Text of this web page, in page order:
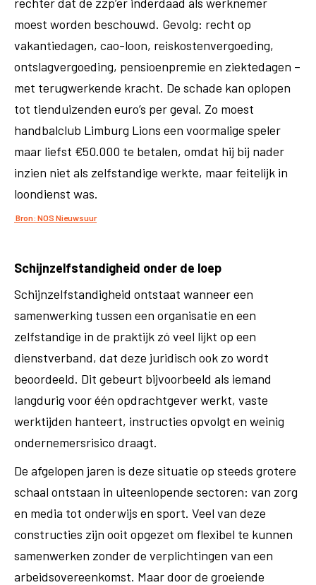
moest worden beschouwd. Gevolg: recht op
vakantiedagen, cao-loon, reiskostenvergoeding,
ontslagvergoeding, pensioenpremie en ziektedagen –
met terugwerkende kracht. De schade kan oplopen
tot tienduizenden euro’s per geval. Zo moest
handbalclub Limburg Lions een voormalige speler
maar liefst €50.000 te betalen, omdat hij bij nader
inzien niet als zelfstandige werkte, maar feitelijk in
loondienst was.
Bron: NOS Nieuwsuur
Schijnzelfstandigheid onder de loep
Schijnzelfstandigheid ontstaat wanneer een
samenwerking tussen een organisatie en een
zelfstandige in de praktijk zó veel lijkt op een
dienstverband, dat deze juridisch ook zo wordt
beoordeeld. Dit gebeurt bijvoorbeeld als iemand
langdurig voor één opdrachtgever werkt, vaste
werktijden hanteert, instructies opvolgt en weinig
ondernemersrisico draagt.
De afgelopen jaren is deze situatie op steeds grotere
schaal ontstaan in uiteenlopende sectoren: van zorg
en media tot onderwijs en sport. Veel van deze
constructies zijn ooit opgezet om flexibel te kunnen
samenwerken zonder de verplichtingen van een
arbeidsovereenkomst. Maar door de groeiende